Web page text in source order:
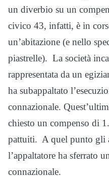
un diverbio su un
civico 43, infatti, è in
un’abitazione (e nello
piastrelle). La società
rappresentata da un
ha subappaltato
connazionale.
chiesto un compenso di
pattuiti. A quel punto gli
l’appaltatore ha sferrato
connazionale.